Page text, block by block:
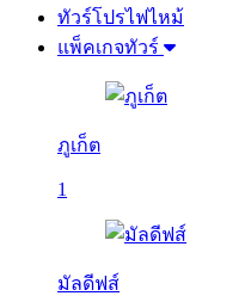
ทัวร์โปรไฟไหม้
แพ็คเกจทัวร์
ภูเก็ต
1
มัลดีฟส์